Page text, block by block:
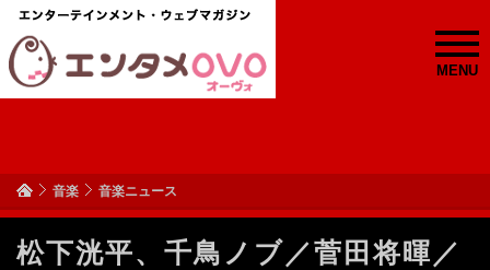
MENU
音楽 音楽ニュース
松下洸平、千鳥ノブ／菅田将暉／